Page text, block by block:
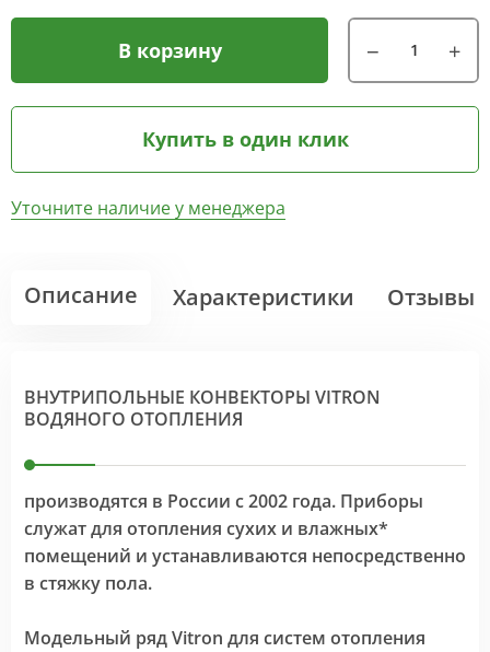
В корзину
Купить в один клик
Уточните наличие у менеджера
Описание Характеристики Отзывы
ВНУТРИПОЛЬНЫЕ КОНВЕКТОРЫ VITRON
ВОДЯНОГО ОТОПЛЕНИЯ
производятся в России с 2002 года. Приборы
служат для отопления сухих и влажных*
помещений и устанавливаются непосредственно
в стяжку пола.
Модельный ряд Vitron для систем отопления